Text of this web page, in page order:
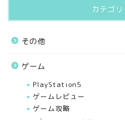
カテゴリ
その他
ゲーム
PlayStation5
ゲームレビュー
ゲーム攻略